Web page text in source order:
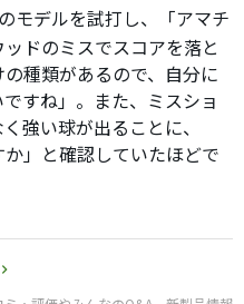
モデルを試打し、「アマチ
ドのミスでスコアを落と
種類があるので、自分に
すね」。また、ミスショ
強い球が出ることに、
か」と確認していたほどで